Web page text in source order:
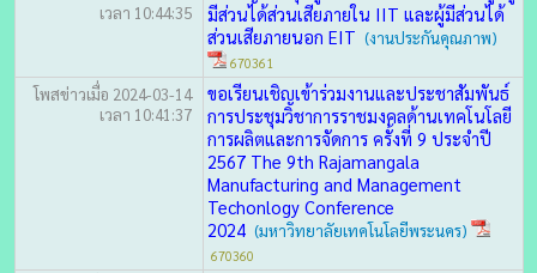
เวลา 10:44:35
มีส่วนได้ส่วนเสียภายใน IIT และผู้มีส่วนได้
ส่วนเสียภายนอก EIT (งานประกันคุณภาพ)
670361
โพสข่าวเมื่อ 2024-03-14
เวลา 10:41:37
ขอเรียนเชิญเข้าร่วมงานและประชาสัมพันธ์
การประชุมวิชาการราชมงคลด้านเทคโนโลยี
การผลิตและการจัดการ ครั้งที่ 9 ประจำปี
2567 The 9th Rajamangala
Manufacturing and Management
Techonlogy Conference
2024 (มหาวิทยาลัยเทคโนโลยีพระนคร)
670360